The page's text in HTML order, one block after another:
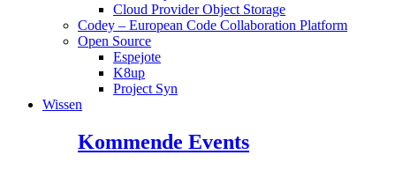
Cloud Provider Object Storage
Codey – European Code Collaboration Platform
Open Source
Espejote
K8up
Project Syn
Wissen
Kommende Events